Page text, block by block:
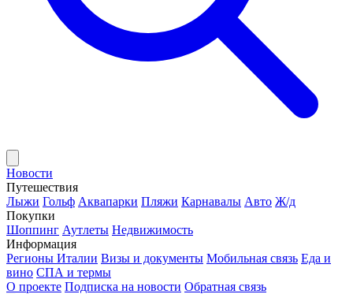
Новости
Путешествия
Лыжи Гольф Аквапарки Пляжи Карнавалы Авто Ж/д
Покупки
Шоппинг Аутлеты Недвижимость
Информация
Регионы Италии Визы и документы Мобильная связь Еда и
вино СПА и термы
О проекте Подписка на новости Обратная связь